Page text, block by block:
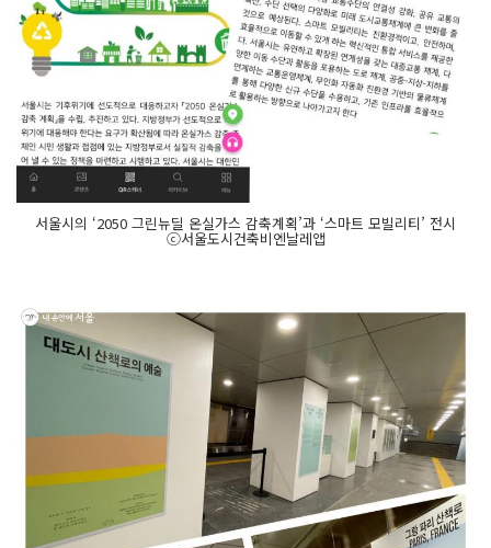
서울시의 ‘2050 그린뉴딜 온실가스 감축계획’과 ‘스마트 모빌리티’ 전시
ⓒ서울도시건축비엔날레앱